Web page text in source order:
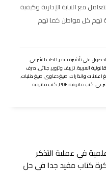
مع النيابة الإدارية وكيفية
تهم كل مواطن كما تهم
على تأشيرة سفر,الطب الشرعي,
العربية,تزييف وتزوير,جنائى,صرف
اعلانات وانذارات,صيغ دعاوى,صيغ طلبات,
,كتب قانونية PDF ,كتب قانونية
في عملية التذكر
كتاب مفيد جدا فى حل